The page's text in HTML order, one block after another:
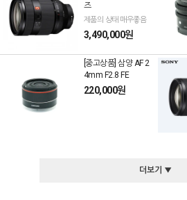
즈
제품의 상태 매우좋음
3,490,000원
[중고상품] 삼양 AF 2
4mm F2.8 FE
220,000원
더보기 ▼